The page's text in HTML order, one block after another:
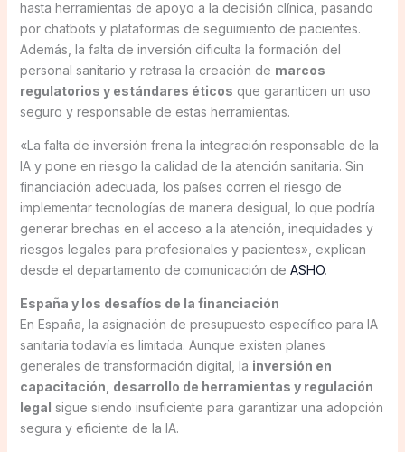
hasta herramientas de apoyo a la decisión clínica, pasando
por chatbots y plataformas de seguimiento de pacientes.
Además, la falta de inversión dificulta la formación del
personal sanitario y retrasa la creación de marcos
regulatorios y estándares éticos que garanticen un uso
seguro y responsable de estas herramientas.
«La falta de inversión frena la integración responsable de la
IA y pone en riesgo la calidad de la atención sanitaria. Sin
financiación adecuada, los países corren el riesgo de
implementar tecnologías de manera desigual, lo que podría
generar brechas en el acceso a la atención, inequidades y
riesgos legales para profesionales y pacientes», explican
desde el departamento de comunicación de ASHO.
España y los desafíos de la financiación
En España, la asignación de presupuesto específico para IA
sanitaria todavía es limitada. Aunque existen planes
generales de transformación digital, la inversión en
capacitación, desarrollo de herramientas y regulación
legal sigue siendo insuficiente para garantizar una adopción
segura y eficiente de la IA.